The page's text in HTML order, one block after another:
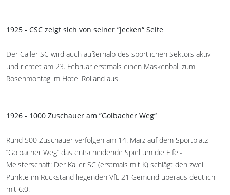
1925 - CSC zeigt sich von seiner ”jecken“ Seite
Der Caller SC wird auch außerhalb des sportlichen Sektors aktiv
und richtet am 23. Februar erstmals einen Maskenball zum
Rosenmontag im Hotel Rolland aus.
1926 - 1000 Zuschauer am ”Golbacher Weg“
Rund 500 Zuschauer verfolgen am 14. März auf dem Sportplatz
”Golbacher Weg“ das entscheidende Spiel um die Eifel-
Meisterschaft: Der Kaller SC (erstmals mit K) schlägt den zwei
Punkte im Rückstand liegenden VfL 21 Gemünd überaus deutlich
mit 6:0.